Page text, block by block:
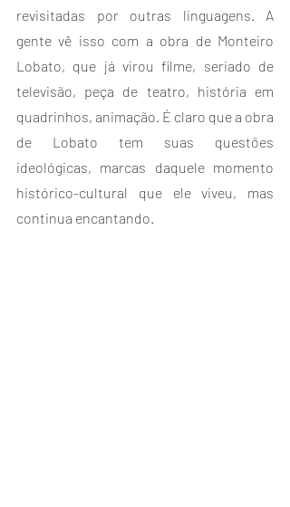
revisitadas por outras linguagens. A
gente vê isso com a obra de Monteiro
Lobato, que já virou filme, seriado de
televisão, peça de teatro, história em
quadrinhos, animação. É claro que a obra
de Lobato tem suas questões
ideológicas, marcas daquele momento
histórico-cultural que ele viveu, mas
continua encantando.